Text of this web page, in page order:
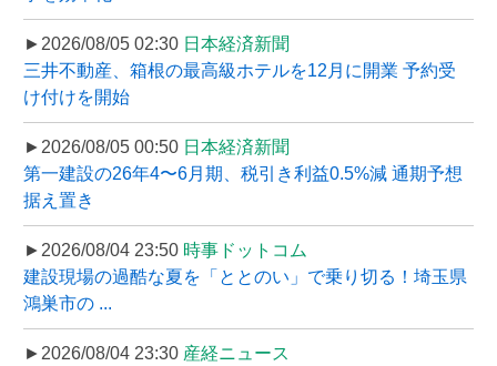
►2026/08/05 02:30 日本経済新聞
三井不動産、箱根の最高級ホテルを12月に開業 予約受
け付けを開始
►2026/08/05 00:50 日本経済新聞
第一建設の26年4〜6月期、税引き利益0.5%減 通期予想
据え置き
►2026/08/04 23:50 時事ドットコム
建設現場の過酷な夏を「ととのい」で乗り切る！埼玉県
鴻巣市の ...
►2026/08/04 23:30 産経ニュース